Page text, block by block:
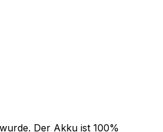
Der Akku ist 100%